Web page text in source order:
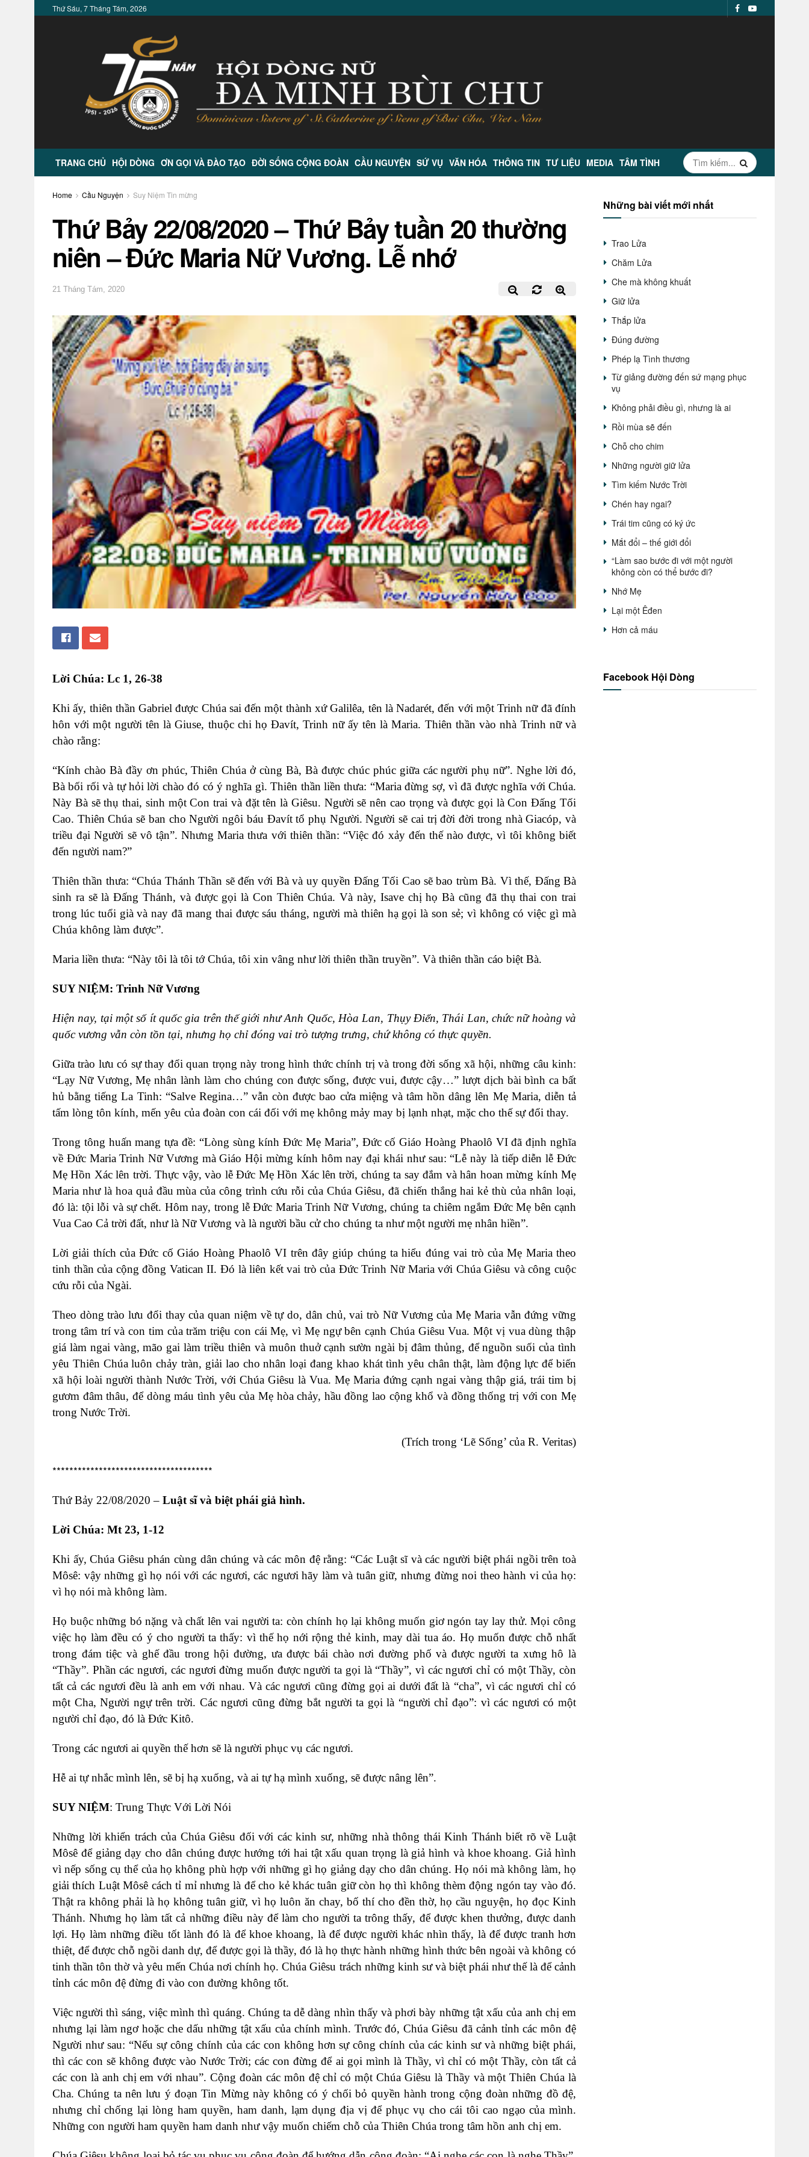
Thứ Sáu, 7 Tháng Tám, 2026
TRANG CHỦ HỘI DÒNG ƠN GỌI VÀ ĐÀO TẠO ĐỜI SỐNG CỘNG ĐOÀN CẦU NGUYỆN SỨ VỤ VĂN HÓA THÔNG TIN TƯ LIỆU MEDIA TÂM TÌNH
Home Cầu Nguyện Suy Niệm Tin mừng
Thứ Bảy 22/08/2020 – Thứ Bảy tuần 20 thường
niên – Đức Maria Nữ Vương. Lễ nhớ
21 Tháng Tám, 2020
Lời Chúa: Lc 1, 26-38
Khi ấy, thiên thần Gabriel được Chúa sai đến một thành xứ Galilêa, tên là Nadarét, đến với một Trinh nữ đã đính
hôn với một người tên là Giuse, thuộc chi họ Đavít, Trinh nữ ấy tên là Maria. Thiên thần vào nhà Trinh nữ và
chào rằng:
“Kính chào Bà đầy ơn phúc, Thiên Chúa ở cùng Bà, Bà được chúc phúc giữa các người phụ nữ”. Nghe lời đó,
Bà bối rối và tự hỏi lời chào đó có ý nghĩa gì. Thiên thần liền thưa: “Maria đừng sợ, vì đã được nghĩa với Chúa.
Này Bà sẽ thụ thai, sinh một Con trai và đặt tên là Giêsu. Người sẽ nên cao trọng và được gọi là Con Đấng Tối
Cao. Thiên Chúa sẽ ban cho Người ngôi báu Đavít tổ phụ Người. Người sẽ cai trị đời đời trong nhà Giacóp, và
triều đại Người sẽ vô tận”. Nhưng Maria thưa với thiên thần: “Việc đó xảy đến thế nào được, vì tôi không biết
đến người nam?”
Thiên thần thưa: “Chúa Thánh Thần sẽ đến với Bà và uy quyền Đấng Tối Cao sẽ bao trùm Bà. Vì thế, Đấng Bà
sinh ra sẽ là Đấng Thánh, và được gọi là Con Thiên Chúa. Và này, Isave chị họ Bà cũng đã thụ thai con trai
trong lúc tuổi già và nay đã mang thai được sáu tháng, người mà thiên hạ gọi là son sẻ; vì không có việc gì mà
Chúa không làm được”.
Maria liền thưa: “Này tôi là tôi tớ Chúa, tôi xin vâng như lời thiên thần truyền”. Và thiên thần cáo biệt Bà.
SUY NIỆM: Trinh Nữ Vương
Hiện nay, tại một số ít quốc gia trên thế giới như Anh Quốc, Hòa Lan, Thụy Ðiển, Thái Lan, chức nữ hoàng và
quốc vương vẫn còn tồn tại, nhưng họ chỉ đóng vai trò tượng trưng, chứ không có thực quyền.
Giữa trào lưu có sự thay đổi quan trọng này trong hình thức chính trị và trong đời sống xã hội, những câu kinh:
“Lạy Nữ Vương, Mẹ nhân lành làm cho chúng con được sống, được vui, được cậy…” lượt dịch bài bình ca bất
hủ bằng tiếng La Tinh: “Salve Regina…” vẫn còn được bao cửa miệng và tâm hồn dâng lên Mẹ Maria, diễn tả
tấm lòng tôn kính, mến yêu của đoàn con cái đối với mẹ không mảy may bị lạnh nhạt, mặc cho thế sự đổi thay.
Trong tông huấn mang tựa đề: “Lòng sùng kính Ðức Mẹ Maria”, Ðức cố Giáo Hoàng Phaolô VI đã định nghĩa
về Ðức Maria Trinh Nữ Vương mà Giáo Hội mừng kính hôm nay đại khái như sau: “Lễ này là tiếp diễn lễ Ðức
Mẹ Hồn Xác lên trời. Thực vậy, vào lễ Ðức Mẹ Hồn Xác lên trời, chúng ta say đắm và hân hoan mừng kính Mẹ
Maria như là hoa quả đầu mùa của công trình cứu rỗi của Chúa Giêsu, đã chiến thắng hai kẻ thù của nhân loại,
đó là: tội lỗi và sự chết. Hôm nay, trong lễ Ðức Maria Trinh Nữ Vương, chúng ta chiêm ngắm Ðức Mẹ bên cạnh
Vua Cao Cả trời đất, như là Nữ Vương và là người bầu cử cho chúng ta như một người mẹ nhân hiền”.
Lời giải thích của Ðức cố Giáo Hoàng Phaolô VI trên đây giúp chúng ta hiểu đúng vai trò của Mẹ Maria theo
tinh thần của cộng đồng Vatican II. Ðó là liên kết vai trò của Ðức Trinh Nữ Maria với Chúa Giêsu và công cuộc
cứu rỗi của Ngài.
Theo dòng trào lưu đổi thay của quan niệm về tự do, dân chủ, vai trò Nữ Vương của Mẹ Maria vẫn đứng vững
trong tâm trí và con tim của trăm triệu con cái Mẹ, vì Mẹ ngự bên cạnh Chúa Giêsu Vua. Một vị vua dùng thập
giá làm ngai vàng, mão gai làm triều thiên và muôn thuở cạnh sườn ngài bị đâm thủng, để nguồn suối của tình
yêu Thiên Chúa luôn chảy tràn, giải lao cho nhân loại đang khao khát tình yêu chân thật, làm động lực để biến
xã hội loài người thành Nước Trời, với Chúa Giêsu là Vua. Mẹ Maria đứng cạnh ngai vàng thập giá, trái tim bị
gươm đâm thâu, để dòng máu tình yêu của Mẹ hòa chảy, hầu đồng lao cộng khổ và đồng thống trị với con Mẹ
trong Nước Trời.
(Trích trong ‘Lẽ Sống’ của R. Veritas)
**************************************
Thứ Bảy 22/08/2020 – Luật sĩ và biệt phái giả hình.
Lời Chúa: Mt 23, 1-12
Khi ấy, Chúa Giêsu phán cùng dân chúng và các môn đệ rằng: “Các Luật sĩ và các người biệt phái ngồi trên toà
Môsê: vậy những gì họ nói với các ngươi, các ngươi hãy làm và tuân giữ, nhưng đừng noi theo hành vi của họ:
vì họ nói mà không làm.
Họ buộc những bó nặng và chất lên vai người ta: còn chính họ lại không muốn giơ ngón tay lay thử. Mọi công
việc họ làm đều có ý cho người ta thấy: vì thế họ nới rộng thẻ kinh, may dài tua áo. Họ muốn được chỗ nhất
trong đám tiệc và ghế đầu trong hội đường, ưa được bái chào nơi đường phố và được người ta xưng hô là
“Thầy”. Phần các ngươi, các ngươi đừng muốn được người ta gọi là “Thầy”, vì các ngươi chỉ có một Thầy, còn
tất cả các ngươi đều là anh em với nhau. Và các ngươi cũng đừng gọi ai dưới đất là “cha”, vì các ngươi chỉ có
một Cha, Người ngự trên trời. Các ngươi cũng đừng bắt người ta gọi là “người chỉ đạo”: vì các ngươi có một
người chỉ đạo, đó là Đức Kitô.
Trong các ngươi ai quyền thế hơn sẽ là người phục vụ các ngươi.
Hễ ai tự nhắc mình lên, sẽ bị hạ xuống, và ai tự hạ mình xuống, sẽ được nâng lên”.
SUY NIỆM: Trung Thực Với Lời Nói
Những lời khiển trách của Chúa Giêsu đối với các kinh sư, những nhà thông thái Kinh Thánh biết rõ về Luật
Môsê để giảng dạy cho dân chúng được hướng tới hai tật xấu quan trọng là giả hình và khoe khoang. Giả hình
vì nếp sống cụ thể của họ không phù hợp với những gì họ giảng dạy cho dân chúng. Họ nói mà không làm, họ
giải thích Luật Môsê cách tỉ mỉ nhưng là để cho kẻ khác tuân giữ còn họ thì không thèm động ngón tay vào đó.
Thật ra không phải là họ không tuân giữ, vì họ luôn ăn chay, bố thí cho đền thờ, họ cầu nguyện, họ đọc Kinh
Thánh. Nhưng họ làm tất cả những điều này để làm cho người ta trông thấy, để được khen thưởng, được danh
lợi. Họ làm những điều tốt lành đó là để khoe khoang, là để được người khác nhìn thấy, là để được tranh hơn
thiệt, để được chỗ ngồi danh dự, để được gọi là thầy, đó là họ thực hành những hình thức bên ngoài và không có
tinh thần tôn thờ và yêu mến Chúa nơi chính họ. Chúa Giêsu trách những kinh sư và biệt phái như thế là để cảnh
tỉnh các môn đệ đừng đi vào con đường không tốt.
Việc người thì sáng, việc mình thì quáng. Chúng ta dễ dàng nhìn thấy và phơi bày những tật xấu của anh chị em
nhưng lại làm ngơ hoặc che dấu những tật xấu của chính mình. Trước đó, Chúa Giêsu đã cảnh tỉnh các môn đệ
Người như sau: “Nếu sự công chính của các con không hơn sự công chính của các kinh sư và những biệt phái,
thì các con sẽ không được vào Nước Trời; các con đừng để ai gọi mình là Thầy, vì chỉ có một Thầy, còn tất cả
các con là anh chị em với nhau”. Cộng đoàn các môn đệ chỉ có một Chúa Giêsu là Thầy và một Thiên Chúa là
Cha. Chúng ta nên lưu ý đoạn Tin Mừng này không có ý chối bỏ quyền hành trong cộng đoàn những đồ đệ,
nhưng chỉ chống lại lòng ham quyền, ham danh, lạm dụng địa vị để phục vụ cho cái tôi cao ngạo của mình.
Những con người ham quyền ham danh như vậy muốn chiếm chỗ của Thiên Chúa trong tâm hồn anh chị em.
Những bài viết mới nhất
Trao Lửa
Chăm Lửa
Che mà không khuất
Giữ lửa
Thắp lửa
Đúng đường
Phép lạ Tình thương
Từ giảng đường đến sứ mạng phục
vụ
Không phải điều gì, nhưng là ai
Rồi mùa sẽ đến
Chỗ cho chim
Những người giữ lửa
Tìm kiếm Nước Trời
Chén hay ngai?
Trái tim cũng có ký ức
Mắt đổi – thế giới đổi
“Làm sao bước đi với một người
không còn có thể bước đi?
Nhớ Mẹ
Lại một Êđen
Hơn cả máu
Facebook Hội Dòng